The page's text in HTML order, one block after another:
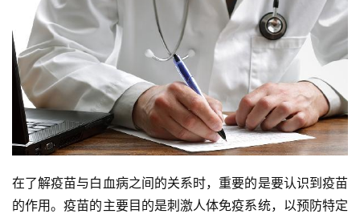
在了解疫苗与白血病之间的关系时，重要的是要认识到疫苗
的作用。疫苗的主要目的是刺激人体免疫系统，以预防特定